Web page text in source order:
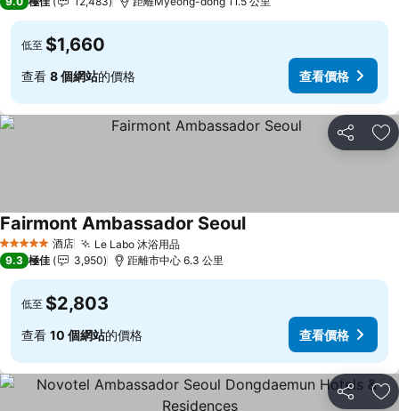
低至 $1,660
查看 8 個網站的價格 查看價格
分享 放
5 星級 酒店 Le Labo 沐浴用品
Fairmont Ambassador Seoul
9.3 極佳 3,950 距離市中心 6.3 公里
低至 $2,803
查看 10 個網站的價格 查看價格
分享 放